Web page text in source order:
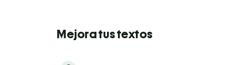
Mejora tus textos